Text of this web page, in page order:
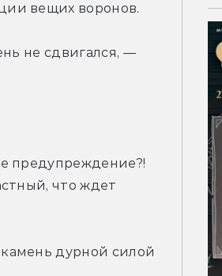
вещих воронов.
не сдвигался, —
предупреждение?!
что ждет
дурной силой